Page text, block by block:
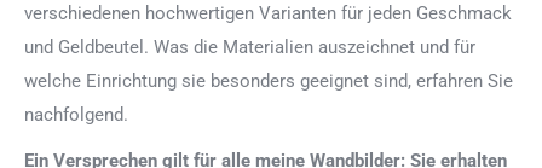
verschiedenen hochwertigen Varianten für jeden Geschmack
und Geldbeutel. Was die Materialien auszeichnet und für
welche Einrichtung sie besonders geeignet sind, erfahren Sie
nachfolgend.
Ein Versprechen gilt für alle meine Wandbilder: Sie erhalten